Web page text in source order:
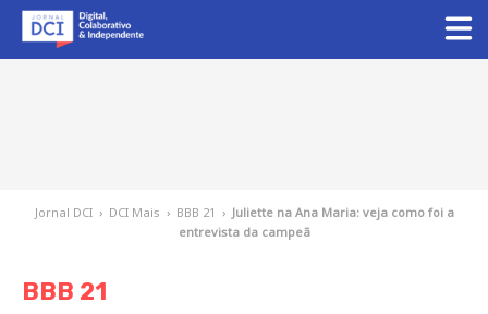
Jornal DCI › DCI Mais › BBB 21 › Juliette na Ana Maria: veja como foi a
entrevista da campeã
BBB 21